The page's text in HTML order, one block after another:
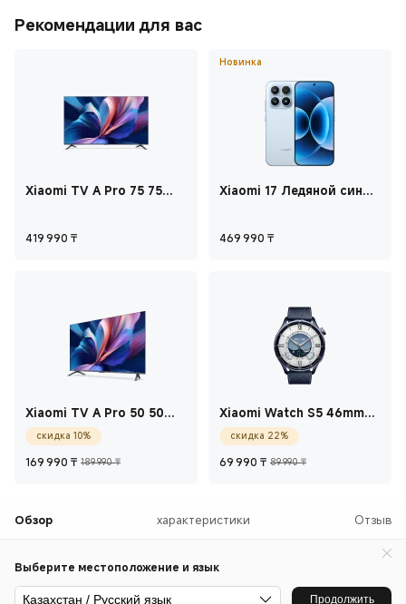
Рекомендации для вас
Xiaomi TV A Pro 75 75
419 990 ₸ Current Price ₸419 990
Новинка
Xiaomi 17 Ледяной синий
469 990 ₸
Xiaomi TV A Pro 50 50
дюймов
скидка 10%
169 990 ₸ Current Price ₸169 990
189 990 ₸Рекомендованная цена 189 990 ₸
Xiaomi Watch S5 46mm
Керамический синий
скидка 22%
69 990 ₸ Current Price ₸69
89 990 ₸
Обзор характеристики Отзыв